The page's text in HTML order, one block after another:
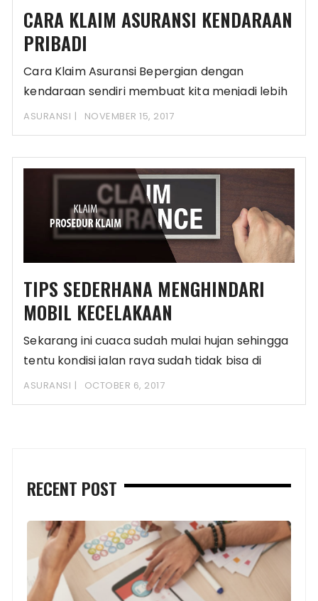
CARA KLAIM ASURANSI KENDARAAN
PRIBADI
Cara Klaim Asuransi Bepergian dengan
kendaraan sendiri membuat kita menjadi lebih
cepat dan juga mudah
ASURANSI NOVEMBER 15, 2017
TIPS SEDERHANA MENGHINDARI
MOBIL KECELAKAAN
Sekarang ini cuaca sudah mulai hujan sehingga
tentu kondisi jalan raya sudah tidak bisa di
ASURANSI OCTOBER 6, 2017
RECENT POST